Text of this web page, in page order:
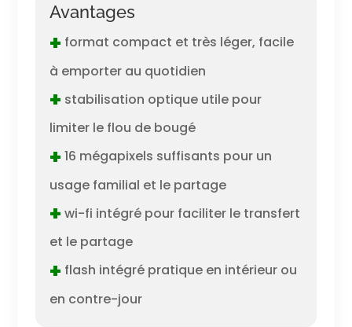
Avantages
+ format compact et très léger, facile
à emporter au quotidien
+ stabilisation optique utile pour
limiter le flou de bougé
+ 16 mégapixels suffisants pour un
usage familial et le partage
+ wi-fi intégré pour faciliter le transfert
et le partage
+ flash intégré pratique en intérieur ou
en contre-jour